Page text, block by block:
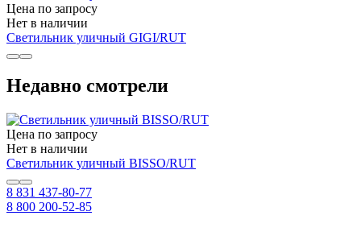
Цена по запросу
Нет в наличии
Светильник уличный GIGI/RUT
Недавно смотрели
Цена по запросу
Нет в наличии
Светильник уличный BISSO/RUT
8 831 437-80-77
8 800 200-52-85